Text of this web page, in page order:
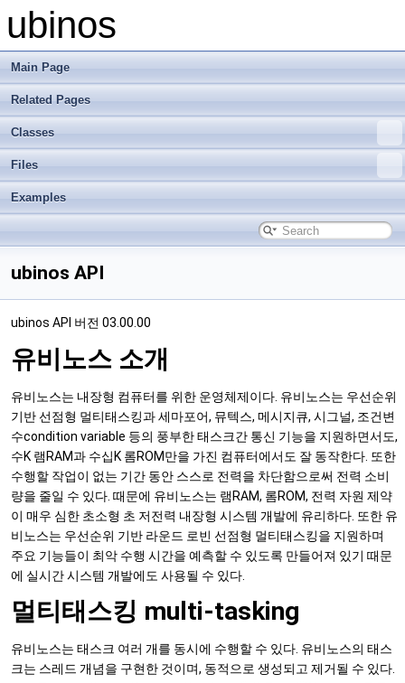
ubinos
Main Page
Related Pages
Classes
Files
Examples
ubinos API
ubinos API 버전 03.00.00
유비노스 소개
유비노스는 내장형 컴퓨터를 위한 운영체제이다. 유비노스는 우선순위
기반 선점형 멀티태스킹과 세마포어, 뮤텍스, 메시지큐, 시그널, 조건변
수condition variable 등의 풍부한 태스크간 통신 기능을 지원하면서도,
수K 램RAM과 수십K 롬ROM만을 가진 컴퓨터에서도 잘 동작한다. 또한
수행할 작업이 없는 기간 동안 스스로 전력을 차단함으로써 전력 소비
량을 줄일 수 있다. 때문에 유비노스는 램RAM, 롬ROM, 전력 자원 제약
이 매우 심한 초소형 초 저전력 내장형 시스템 개발에 유리하다. 또한 유
비노스는 우선순위 기반 라운드 로빈 선점형 멀티태스킹을 지원하며
주요 기능들이 최악 수행 시간을 예측할 수 있도록 만들어져 있기 때문
에 실시간 시스템 개발에도 사용될 수 있다.
멀티태스킹 multi-tasking
유비노스는 태스크 여러 개를 동시에 수행할 수 있다. 유비노스의 태스
크는 스레드 개념을 구현한 것이며, 동적으로 생성되고 제거될 수 있다.